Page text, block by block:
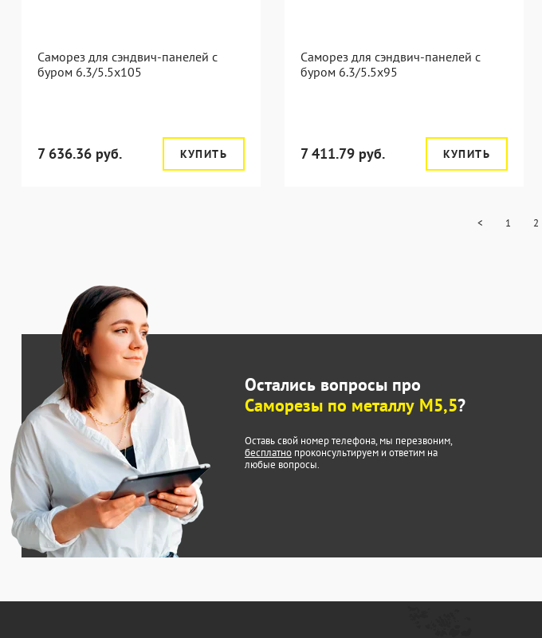
Саморез для сэндвич-панелей с
буром 6.3/5.5x105
7 636.36 руб. КУПИТЬ
Саморез для сэндвич-панелей с
буром 6.3/5.5x95
7 411.79 руб. КУПИТЬ
< 1 2
Остались вопросы про
Саморезы по металлу М5,5?
Оставь свой номер телефона, мы перезвоним,
бесплатно проконсультируем и ответим на
любые вопросы.